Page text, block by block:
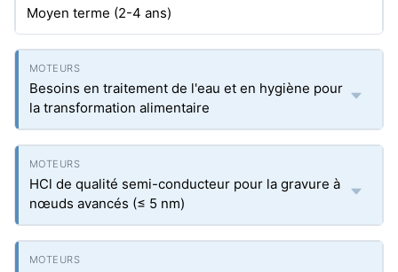
Moyen terme (2-4 ans)
Besoins en traitement de l'eau et en hygiène pour
la transformation alimentaire
HCl de qualité semi-conducteur pour la gravure à
nœuds avancés (≤ 5 nm)